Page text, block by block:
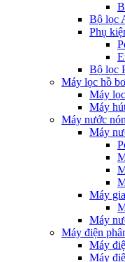
Bộ lọc
Phụ
Bộ lọc
Máy lọc hồ
Máy
Máy
Máy nước
Máy
Máy
Máy
Máy điện
Máy
Máy